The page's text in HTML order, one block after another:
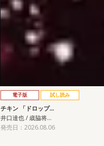
電子版 試し読み
チキン 「ドロップ…
井口達也 / 歳脇将…
発売日：2026.08.06